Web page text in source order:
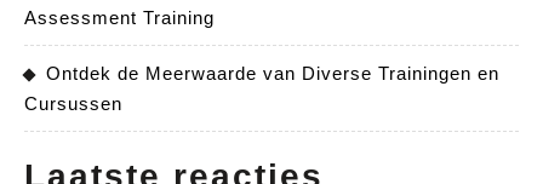
Assessment Training
Ontdek de Meerwaarde van Diverse Trainingen en
Cursussen
Laatste reacties